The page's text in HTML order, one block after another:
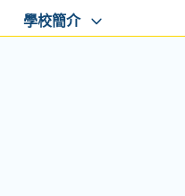
學校簡介